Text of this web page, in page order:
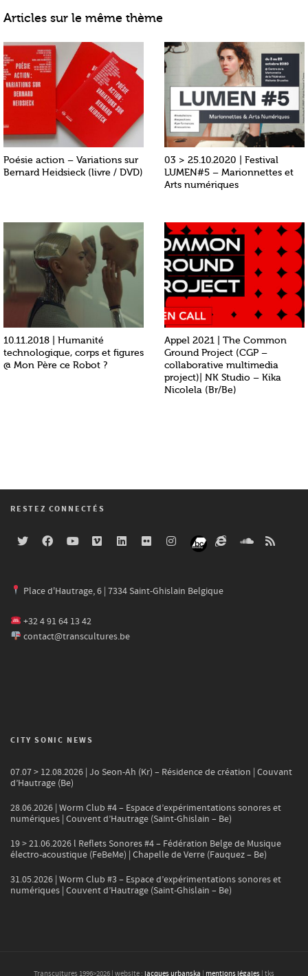
Articles sur le même thème
Poésie action – Variations sur
Bernard Heidsieck (livre / DVD)
03 > 25.10.2020 | Festival
LUMEN#5 – Marionnettes et
Arts numériques
10.11.2018 | Humanité
technologique, corps et figures
@ Mon Père ce Robot ?
Appel 2021 | The Common
Ground Project (CGP –
collaborative multimedia
project)| NK Studio – Kika
Nicolela (Br/Be)
RESTEZ CONNECTÉS
Place d'Hautrage, 6 | 7334 Saint-Ghislain Belgique
+32 4 91 64 13 42
contact@transcultures.be
CITY SONIC NEWS
07.07 > 12.08.2026 | Jo Seon-Ah (Kr) – Résidence de création | Couvant
d’Hautrage (Be)
28.06.2026 | Worm Club #4 – Espace d’expérimentations sonores et
numériques | Couvent d’Hautrage (Saint-Ghislain – Be)
19 > 21.06.2026 l Reflets Sonores #4 – Fédération Belge de Musique
électro-acoustique (FeBeMe) | Chapelle de Verre (Fauquez – Be)
31.05.2026 | Worm Club #3 – Espace d’expérimentations sonores et
numériques | Couvent d’Hautrage (Saint-Ghislain – Be)
Transcultures 1996>2026 | website : jacques urbanska mentions légales | tks